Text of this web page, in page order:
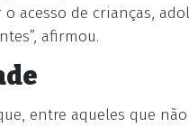
acesso de crianças,
afirmou.
entre aqueles que